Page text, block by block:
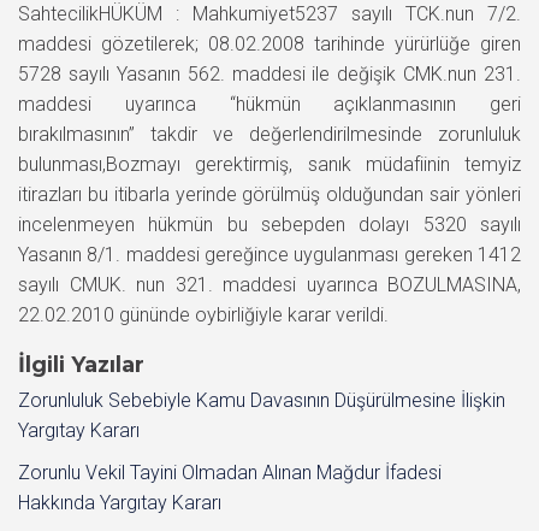
SahtecilikHÜKÜM : Mahkumiyet5237 sayılı TCK.nun 7/2.
maddesi gözetilerek; 08.02.2008 tarihinde yürürlüğe giren
5728 sayılı Yasanın 562. maddesi ile değişik CMK.nun 231.
maddesi uyarınca “hükmün açıklanmasının geri
bırakılmasının” takdir ve değerlendirilmesinde zorunluluk
bulunması,Bozmayı gerektirmiş, sanık müdafiinin temyiz
itirazları bu itibarla yerinde görülmüş olduğundan sair yönleri
incelenmeyen hükmün bu sebepden dolayı 5320 sayılı
Yasanın 8/1. maddesi gereğince uygulanması gereken 1412
sayılı CMUK. nun 321. maddesi uyarınca BOZULMASINA,
22.02.2010 gününde oybirliğiyle karar verildi.
İlgili Yazılar
Zorunluluk Sebebiyle Kamu Davasının Düşürülmesine İlişkin
Yargıtay Kararı
Zorunlu Vekil Tayini Olmadan Alınan Mağdur İfadesi
Hakkında Yargıtay Kararı